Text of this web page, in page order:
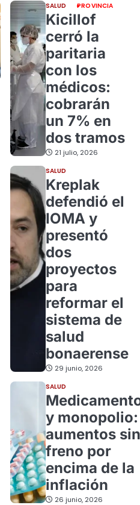
SALUD PROVINCIA
Kicillof
cerró la
paritaria
con los
médicos:
cobrarán
un 7% en
dos tramos
21 julio, 2026
SALUD
Kreplak
defendió el
IOMA y
presentó
dos
proyectos
para
reformar el
sistema de
salud
bonaerense
29 junio, 2026
SALUD
y monopolio:
aumentos sin
freno por
encima de la
inflación
26 junio, 2026